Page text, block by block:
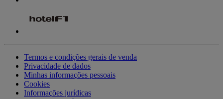
Termos e condições gerais de venda
Privacidade de dados
Minhas informações pessoais
Cookies
Informações jurídicas